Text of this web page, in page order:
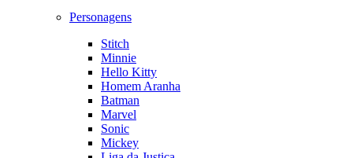
Personagens
Stitch
Minnie
Hello Kitty
Homem Aranha
Batman
Marvel
Sonic
Mickey